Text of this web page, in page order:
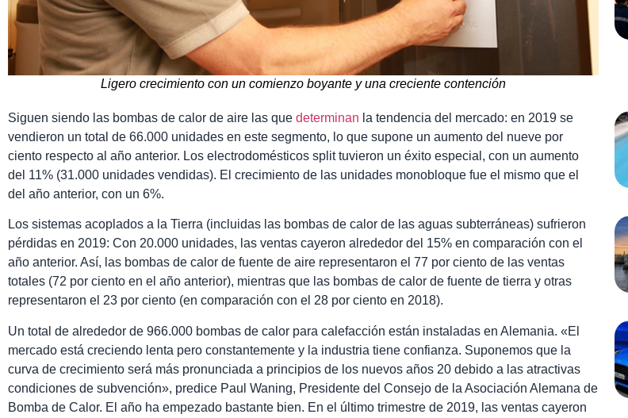
Ligero crecimiento con un comienzo boyante y una creciente contención
Siguen siendo las bombas de calor de aire las que determinan la tendencia del mercado: en 2019 se
vendieron un total de 66.000 unidades en este segmento, lo que supone un aumento del nueve por
ciento respecto al año anterior. Los electrodomésticos split tuvieron un éxito especial, con un aumento
del 11% (31.000 unidades vendidas). El crecimiento de las unidades monobloque fue el mismo que el
del año anterior, con un 6%.
Los sistemas acoplados a la Tierra (incluidas las bombas de calor de las aguas subterráneas) sufrieron
pérdidas en 2019: Con 20.000 unidades, las ventas cayeron alrededor del 15% en comparación con el
año anterior. Así, las bombas de calor de fuente de aire representaron el 77 por ciento de las ventas
totales (72 por ciento en el año anterior), mientras que las bombas de calor de fuente de tierra y otras
representaron el 23 por ciento (en comparación con el 28 por ciento en 2018).
Un total de alrededor de 966.000 bombas de calor para calefacción están instaladas en Alemania. «El
mercado está creciendo lenta pero constantemente y la industria tiene confianza. Suponemos que la
curva de crecimiento será más pronunciada a principios de los nuevos años 20 debido a las atractivas
condiciones de subvención», predice Paul Waning, Presidente del Consejo de la Asociación Alemana de
Bomba de Calor. El año ha empezado bastante bien. En el último trimestre de 2019, las ventas cayeron